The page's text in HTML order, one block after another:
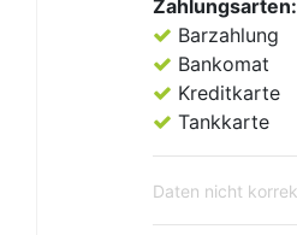
Zahlungsarten:
Barzahlung
Bankomat
Kreditkarte
Tankkarte
Daten nicht